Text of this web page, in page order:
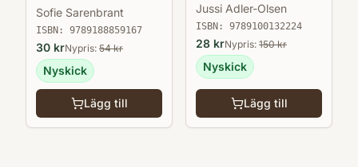
Sofie Sarenbrant
ISBN: 9789188859167
30 krNypris: 54kr
Nyskick
Lägg till
Jussi Adler-Olsen
ISBN: 9789100132224
28 krNypris: 150kr
Nyskick
Lägg till